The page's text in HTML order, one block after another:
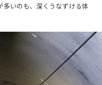
多いのも、深くうなずける体